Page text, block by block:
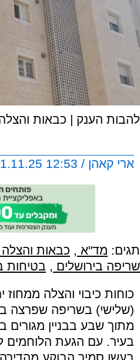
להבות הענק | כבאות
ארי קאהן / 12:53 11.11.25
תגים: מד"א , כבאות והצלה
שריפה בירושלים , בטיחות
כוחות כיבוי והצלה ממחוז
(שלישי) בשריפה שפרצה
מתוך שבע בבניין מגורים
בעיר. עם הגעת הלוחמים
בעשן סמיך הבוקע